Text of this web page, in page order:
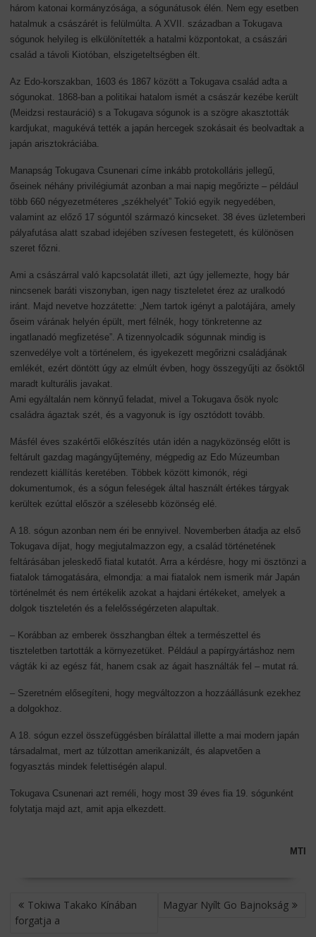
három katonai kormányzósága, a sógunátusok élén. Nem egy esetben
hatalmuk a császárét is felülmúlta. A XVII. században a Tokugava
sógunok helyileg is elkülönítették a hatalmi központokat, a császári
család a távoli Kiotóban, elszigeteltségben élt.
Az Edo-korszakban, 1603 és 1867 között a Tokugava család adta a
sógunokat. 1868-ban a politikai hatalom ismét a császár kezébe került
(Meidzsi restauráció) s a Tokugava sógunok is a szögre akasztották
kardjukat, magukévá tették a japán hercegek szokásait és beolvadtak a
japán arisztokráciába.
Manapság Tokugava Csunenari címe inkább protokolláris jellegű,
őseinek néhány privilégiumát azonban a mai napig megőrizte – például
több 660 négyezetméteres „székhelyét” Tokió egyik negyedében,
valamint az előző 17 sóguntól származó kincseket. 38 éves üzletemberi
pályafutása alatt szabad idejében szívesen festegetett, és különösen
szeret főzni.
Ami a császárral való kapcsolatát illeti, azt úgy jellemezte, hogy bár
nincsenek baráti viszonyban, igen nagy tiszteletet érez az uralkodó
iránt. Majd nevetve hozzátette: „Nem tartok igényt a palotájára, amely
őseim várának helyén épült, mert félnék, hogy tönkretenne az
ingatlanadó megfizetése”. A tizennyolcadik sógunnak mindig is
szenvedélye volt a történelem, és igyekezett megőrizni családjának
emlékét, ezért döntött úgy az elmúlt évben, hogy összegyűjti az ősöktől
maradt kulturális javakat.
Ami egyáltalán nem könnyű feladat, mivel a Tokugava ősök nyolc
családra ágaztak szét, és a vagyonuk is így osztódott tovább.
Másfél éves szakértői előkészítés után idén a nagyközönség előtt is
feltárult gazdag magángyűjtemény, mégpedig az Edo Múzeumban
rendezett kiállítás keretében. Többek között kimonók, régi
dokumentumok, és a sógun feleségek által használt értékes tárgyak
kerültek ezúttal először a szélesebb közönség elé.
A 18. sógun azonban nem éri be ennyivel. Novemberben átadja az első
Tokugava díjat, hogy megjutalmazzon egy, a család történetének
feltárásában jeleskedő fiatal kutatót. Arra a kérdésre, hogy mi ösztönzi a
fiatalok támogatására, elmondja: a mai fiatalok nem ismerik már Japán
történelmét és nem értékelik azokat a hajdani értékeket, amelyek a
dolgok tiszteletén és a felelősségérzeten alapultak.
– Korábban az emberek összhangban éltek a természettel és
tiszteletben tartották a környezetüket. Például a papírgyártáshoz nem
vágták ki az egész fát, hanem csak az ágait használták fel – mutat rá.
– Szeretném elősegíteni, hogy megváltozzon a hozzáállásunk ezekhez
a dolgokhoz.
A 18. sógun ezzel összefüggésben bírálattal illette a mai modern japán
társadalmat, mert az túlzottan amerikanizált, és alapvetően a
fogyasztás mindek felettiségén alapul.
Tokugava Csunenari azt reméli, hogy most 39 éves fia 19. sógunként
folytatja majd azt, amit apja elkezdett.
MTI
BEJEGYZÉS
NAVIGÁCIÓ
Tokiwa Takako Kínában
forgatja a
Magyar Nyílt Go Bajnokság